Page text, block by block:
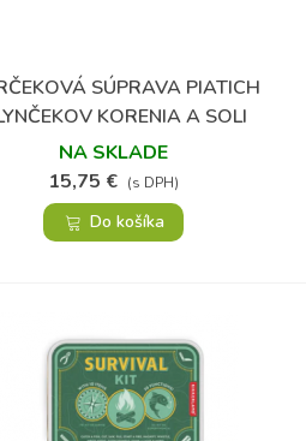
Obľúbené
SÚPRAVA PIATICH
KORENIA A SOLI
NA SKLADE
15,75 € (s DPH)
Do košíka